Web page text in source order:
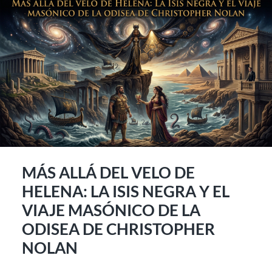
MÁS ALLÁ DEL VELO DE
HELENA: LA ISIS NEGRA Y EL
VIAJE MASÓNICO DE LA
ODISEA DE CHRISTOPHER
NOLAN